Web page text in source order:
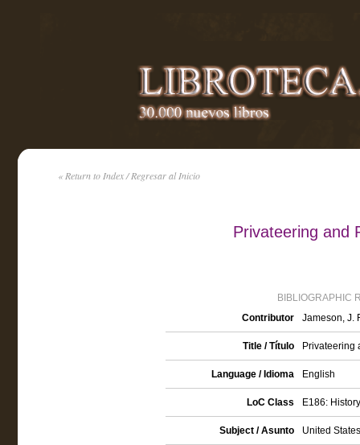
« Return to Index / Regresar al Inicio
Privateering and
BIBLIOGRAPHIC
Contributor
Jameson, J.
Title / Título Privateering
Language / Idioma English
LoC Class E186:
Subject / Asunto United